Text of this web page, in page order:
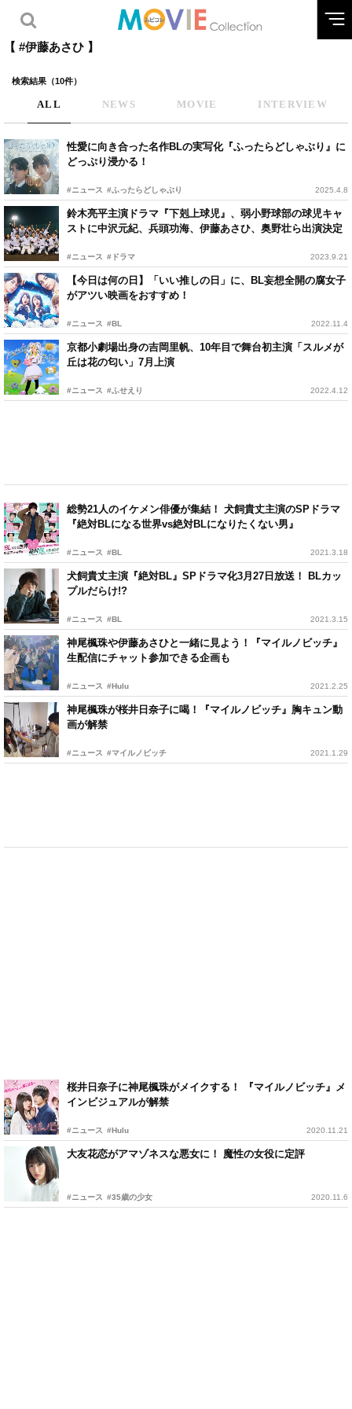
【 #伊藤あさひ 】
検索結果（10件）
ALL NEWS MOVIE INTERVIEW
性愛に向き合った名作BLの実写化『ふったらどしゃぶり』に
どっぷり浸かる！
#ニュース #ふったらどしゃぶり 2025.4.8
鈴木亮平主演ドラマ『下剋上球児』、弱小野球部の球児キャ
ストに中沢元紀、兵頭功海、伊藤あさひ、奥野壮ら出演決定
#ニュース #ドラマ 2023.9.21
【今日は何の日】「いい推しの日」に、BL妄想全開の腐女子
がアツい映画をおすすめ！
#ニュース #BL 2022.11.4
京都小劇場出身の吉岡里帆、10年目で舞台初主演「スルメが
丘は花の匂い」7月上演
#ニュース #ふせえり 2022.4.12
総勢21人のイケメン俳優が集結！ 犬飼貴丈主演のSPドラマ
『絶対BLになる世界vs絶対BLになりたくない男』
#ニュース #BL 2021.3.18
犬飼貴丈主演『絶対BL』SPドラマ化3月27日放送！ BLカッ
プルだらけ!?
#ニュース #BL 2021.3.15
神尾楓珠や伊藤あさひと一緒に見よう！『マイルノビッチ』
生配信にチャット参加できる企画も
#ニュース #Hulu 2021.2.25
神尾楓珠が桜井日奈子に喝！『マイルノビッチ』胸キュン動
画が解禁
#ニュース #マイルノビッチ 2021.1.29
桜井日奈子に神尾楓珠がメイクする！ 『マイルノビッチ』メ
インビジュアルが解禁
#ニュース #Hulu 2020.11.21
大友花恋がアマゾネスな悪女に！ 魔性の女役に定評
#ニュース #35歳の少女 2020.11.6